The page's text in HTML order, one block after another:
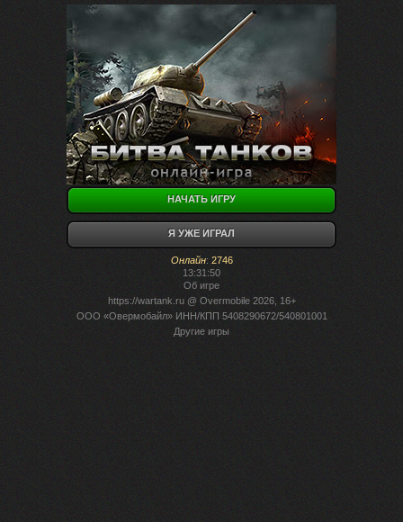
НАЧАТЬ ИГРУ
Я УЖЕ ИГРАЛ
Онлайн: 2746
13:31:50
Об игре
https://wartank.ru@ Overmobile 2026, 16+
ООО «Овермобайл» ИНН/КПП 5408290672/540801001
Другие игры